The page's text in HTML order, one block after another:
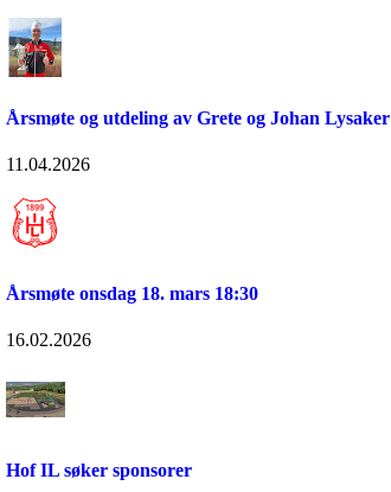
Årsmøte og utdeling av Grete og Johan
11.04.2026
Årsmøte onsdag 18. mars 18:30
16.02.2026
Hof IL søker sponsorer